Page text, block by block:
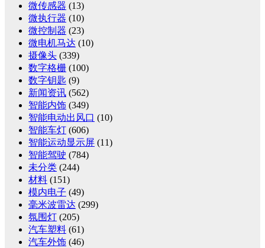
微传感器 (13)
微执行器 (10)
微控制器 (23)
微电机马达 (10)
摄像头 (339)
数字格栅 (100)
数字钥匙 (9)
新闻资讯 (562)
智能内饰 (349)
智能电动出风口 (10)
智能车灯 (606)
智能运动显示屏 (11)
智能驾驶 (784)
未分类 (244)
材料 (151)
模内电子 (49)
毫米波雷达 (299)
氛围灯 (205)
汽车塑料 (61)
汽车外饰 (46)